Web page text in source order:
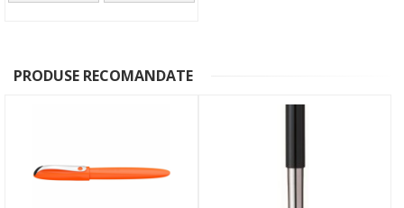
PRODUSE RECOMANDATE